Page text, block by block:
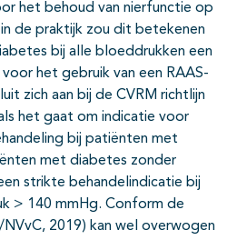
het behoud van nierfunctie op
de praktijk zou dit betekenen
bij alle bloeddrukken een
het gebruik van een RAAS-
zich aan bij de CVRM richtlijn
het gaat om indicatie voor
bij patiënten met
met diabetes zonder
strikte behandelindicatie bij
> 140 mmHg. Conform de
2019) kan wel overwogen